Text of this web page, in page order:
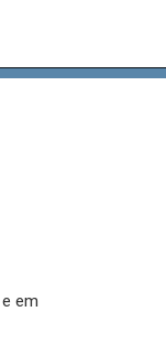
em